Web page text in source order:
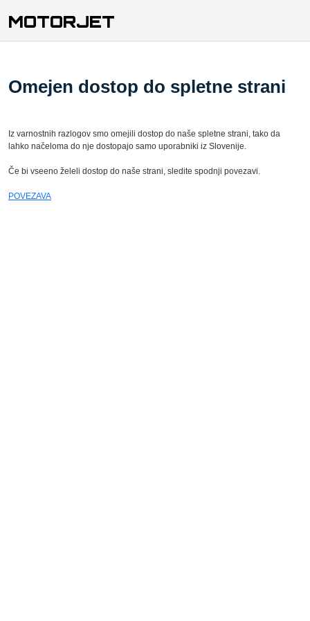
MOTORJET
Omejen dostop do spletne strani
Iz varnostnih razlogov smo omejili dostop do naše spletne strani, tako da
lahko načeloma do nje dostopajo samo uporabniki iz Slovenije.
Če bi vseeno želeli dostop do naše strani, sledite spodnji povezavi.
POVEZAVA